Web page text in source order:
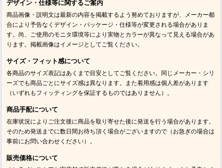
デザイン・仕様等に関するご案内
商品画像・説明文は最新の内容を掲載するよう努めておりますが、メーカー都
合により予告なくデザイン・パッケージ・仕様等が変更される場合がありま
す。尚、ご使用のモニタ環境等により実物とカラーが異なって見える場合があ
ります。掲載画像はイメージとしてご覧ください。
サイズ・フィット感について
各商品のサイズ表記はあくまで目安としてご覧ください。同じメーカー・シリ
ーズでも商品ごとにサイズ感は異なります。また着用感は個人差があります
（いずれもフィッティングを保証するものではありません）。
商品手配について
在庫状況によりご注文後に商品を取り寄せた後に発送を行う場合があります。
そのため発送までに数日間お待ち頂く場合がございますので（お急ぎの場合は
事前にお問い合わせください）。
販売価格について